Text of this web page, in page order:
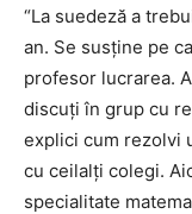
“La suedeză a
an. Se susține pe
profesor lucrarea.
discuți în grup cu
explici cum rezolvi
cu ceilalți colegi.
specialitate